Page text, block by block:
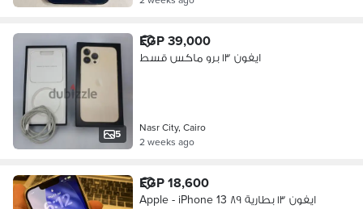
5
EGP 39,000
ايفون ١٣ برو ماكس قسط
Nasr City, Cairo
2 weeks ago
EGP 18,600
Apple - iPhone 13 ايفون ١٣ بطارية ٨٩